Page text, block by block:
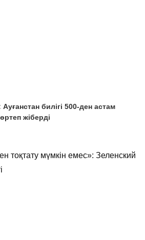
билігі 500-ден астам
жіберді